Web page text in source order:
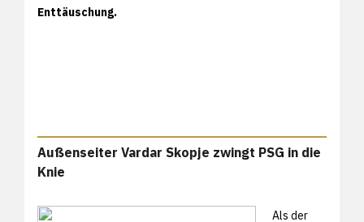
Enttäuschung.
Außenseiter Vardar Skopje zwingt PSG in die
Knie
Als der